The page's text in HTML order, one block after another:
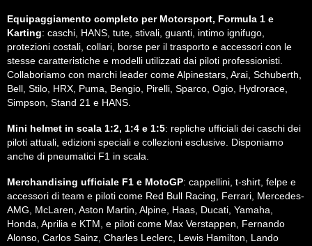
Equipaggiamento completo per Motorsport, Formula 1 e
Karting: caschi, HANS, tute, stivali, guanti, intimo ignifugo,
protezioni costali, collari, borse per il trasporto e accessori con le
stesse caratteristiche e modelli utilizzati dai piloti professionisti.
Collaboriamo con marchi leader come Alpinestars, Arai, Schuberth,
Bell, Stilo, HRX, Puma, Bengio, Pirelli, Sparco, Ogio, Hydrorace,
Simpson, Stand 21 e HANS.
Mini helmet in scala 1:2, 1:4 e 1:5: repliche ufficiali dei caschi dei
piloti attuali, edizioni speciali e collezioni esclusive. Disponiamo
anche di pneumatici F1 in scala.
Merchandising ufficiale F1 e MotoGP: cappellini, t-shirt, felpe e
accessori di team e piloti come Red Bull Racing, Ferrari, Mercedes-
AMG, McLaren, Aston Martin, Alpine, Haas, Ducati, Yamaha,
Honda, Aprilia e KTM, e piloti come Max Verstappen, Fernando
Alonso, Carlos Sainz, Charles Leclerc, Lewis Hamilton, Lando